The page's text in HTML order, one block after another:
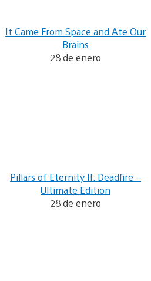
It Came From Space and Ate Our
Brains
28 de enero
Pillars of Eternity II: Deadfire –
Ultimate Edition
28 de enero